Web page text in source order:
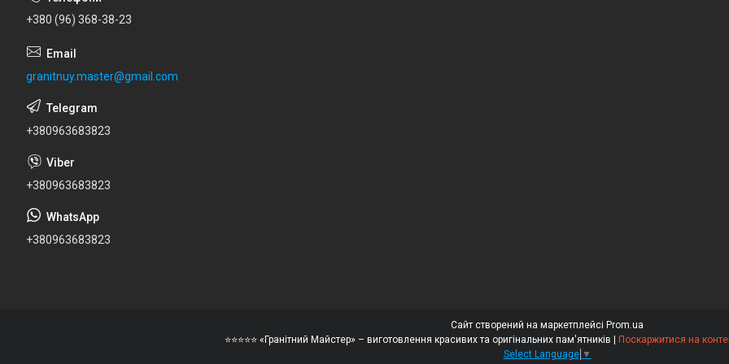
+380 (96) 368-38-23
granitnuy.master@gmail.com
+380963683823
+380963683823
+380963683823
Сайт створений на маркетплейсі Prom.ua
⭐⭐⭐⭐⭐ «Гранітний Майстер» – виготовлення красивих та оригінальних пам'ятників | Поскаржитися на
Select Language ▼